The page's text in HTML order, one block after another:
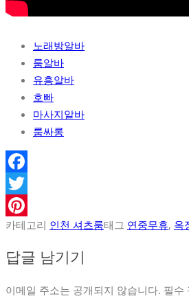
노래방알바
룸알바
유흥알바
호빠
마사지알바
룸싸롱
Facebook
Twitter
Pinterest
카테고리 인천 셔츠룸태그 연중무휴, 옥
답글 남기기
이메일 주소는 공개되지 않습니다. 필수